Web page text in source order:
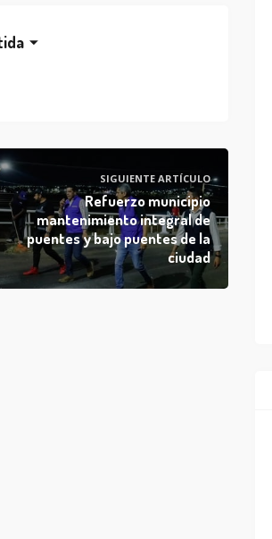
SIGUIENTE ARTÍCULO
Refuerzo municipio
mantenimiento integral de
puentes y bajo puentes de la
ciudad